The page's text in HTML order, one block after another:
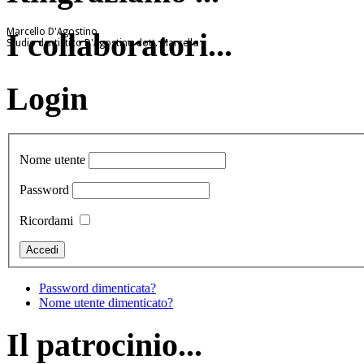
Marcello D'Agostino
Studio dentistico D'Agostino dott. Marcello
I collaboratori...
Login
Nome utente
Password
Ricordami
Password dimenticata?
Nome utente dimenticato?
Il patrocinio...